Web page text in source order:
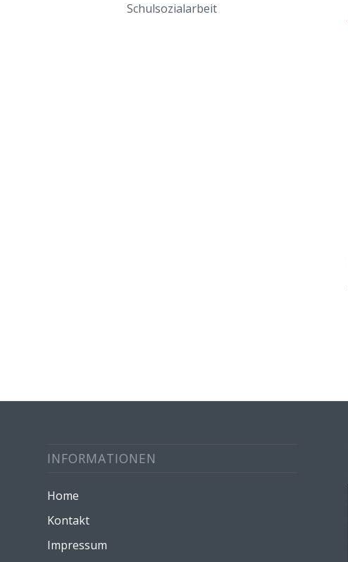
Schulsozialarbeit
INFORMATIONEN
Home
Kontakt
Impressum